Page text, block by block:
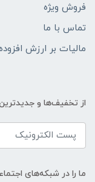
فروش ویژه
تماس با ما
مالیات بر ارزش
از تخفیف‌ها و
ما را در شبکه‌های